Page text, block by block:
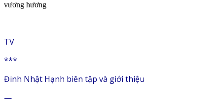
vương hương
TV
***
Đinh Nhật Hạnh biên tập và giới thiệu
—